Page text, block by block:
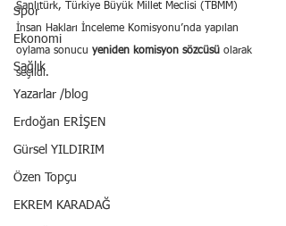
Spor
Ekonomi
Sağlık
Yazarlar /blog
Erdoğan ERİŞEN
Gürsel YILDIRIM
Özen Topçu
EKREM KARADAĞ
Şanlıtürk, Türkiye Büyük Millet Meclisi (TBMM)
İnsan Hakları İnceleme Komisyonu’nda yapılan
oylama sonucu yeniden komisyon sözcüsü olarak
seçildi.